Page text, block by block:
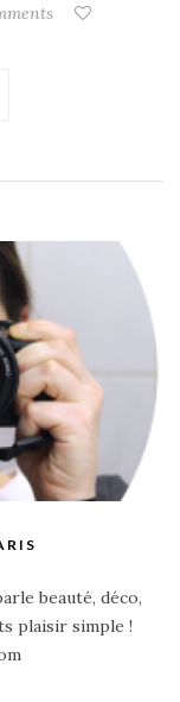
beauté, déco,
plaisir simple !